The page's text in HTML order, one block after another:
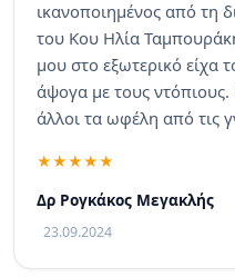
ικανοποιημένος από τη
του Κου Ηλία
μου στο εξωτερικό είχα
άψογα με τους
άλλοι τα ωφέλη από τις
Δρ Ρογκάκος Μεγακλής
23.09.2024